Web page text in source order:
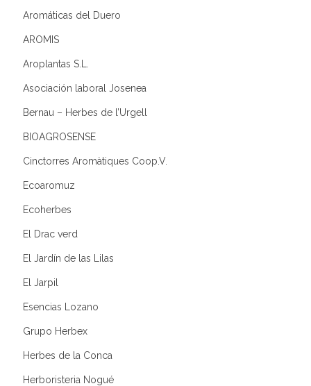
Aromáticas del Duero
AROMIS
Aroplantas S.L.
Asociación laboral Josenea
Bernau – Herbes de l’Urgell
BIOAGROSENSE
Cinctorres Aromàtiques Coop.V.
Ecoaromuz
Ecoherbes
El Drac verd
El Jardín de las Lilas
El Jarpil
Esencias Lozano
Grupo Herbex
Herbes de la Conca
Herboristeria Nogué